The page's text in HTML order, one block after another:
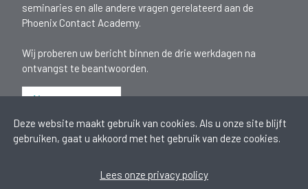
seminaries en alle andere vragen gerelateerd aan de
Phoenix Contact Academy.
Wij proberen uw bericht binnen de drie werkdagen na
ontvangst te beantwoorden.
Neem contact op
Phoenix Contact nv
Minervastraat 10-12
Tel.:+32 (0)2 723 98 11
Deze website maakt gebruik van cookies. Als u onze site blijft
gebruiken, gaat u akkoord met het gebruik van deze cookies.
Lees onze privacy policy